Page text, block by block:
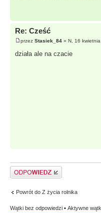
Re: Cześć
przez Stasiek_84 » N, 16
działa ale na czacie
Odpowiedz
Powrót do Z życia rolnika
Wątki bez odpowiedzi • Aktywne